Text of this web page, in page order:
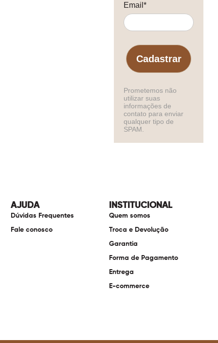
Email*
Cadastrar
Prometemos não
utilizar suas
informações de
contato para enviar
qualquer tipo de
SPAM.
INSTITUCIONAL
Quem somos
Troca e Devolução
Garantia
Forma de Pagamento
Entrega
E-commerce
AJUDA
Dúvidas Frequentes
Fale conosco